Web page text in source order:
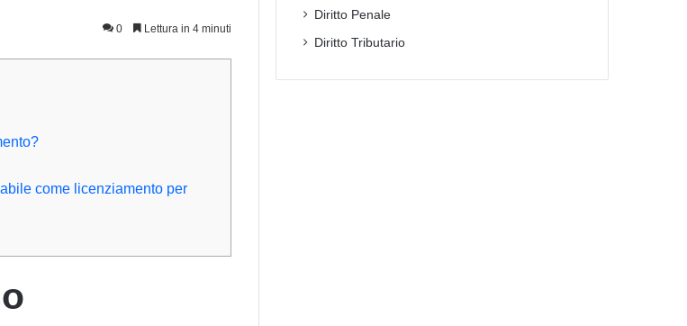
0 Lettura in 4 minuti
come licenziamento per
Diritto Penale
Diritto Tributario